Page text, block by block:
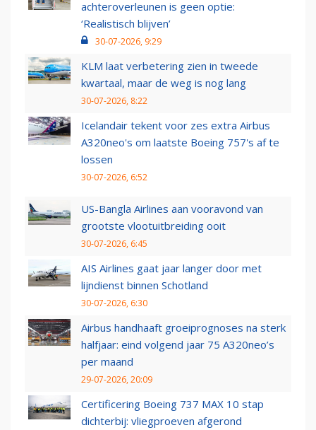
achteroverleunen is geen optie:
‘Realistisch blijven’
30-07-2026, 9:29
KLM laat verbetering zien in tweede
kwartaal, maar de weg is nog lang
30-07-2026, 8:22
Icelandair tekent voor zes extra Airbus
A320neo's om laatste Boeing 757's af te
lossen
30-07-2026, 6:52
US-Bangla Airlines aan vooravond van
grootste vlootuitbreiding ooit
30-07-2026, 6:45
AIS Airlines gaat jaar langer door met
lijndienst binnen Schotland
30-07-2026, 6:30
Airbus handhaaft groeiprognoses na sterk
halfjaar: eind volgend jaar 75 A320neo’s
per maand
29-07-2026, 20:09
Certificering Boeing 737 MAX 10 stap
dichterbij: vliegproeven afgerond